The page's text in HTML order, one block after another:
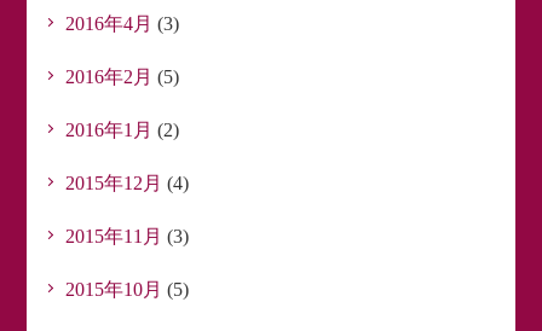
2016年4月 (3)
2016年2月 (5)
2016年1月 (2)
2015年12月 (4)
2015年11月 (3)
2015年10月 (5)